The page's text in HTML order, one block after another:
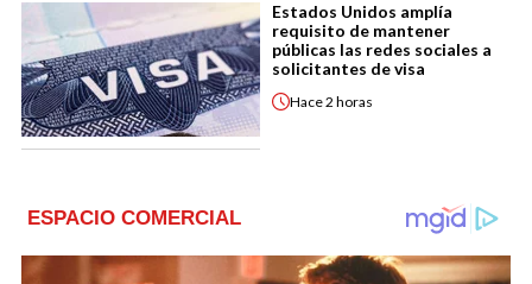
Estados Unidos amplía
requisito de mantener
públicas las redes sociales a
solicitantes de visa
Hace2 horas